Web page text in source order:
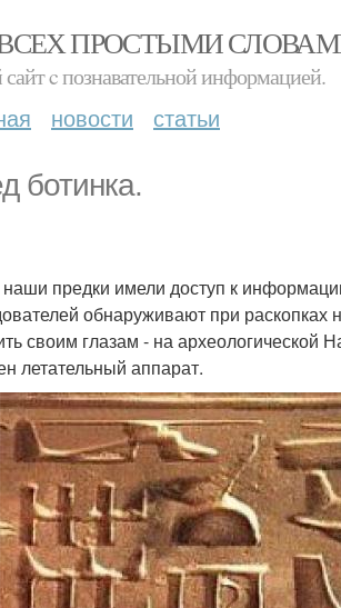
ПРОСТЫМИ
c познавательной информацией.
новости статьи
ботинка.
наши предки имели доступ к
обнаруживают при раскопках
своим глазам - на археологической
летательный аппарат.